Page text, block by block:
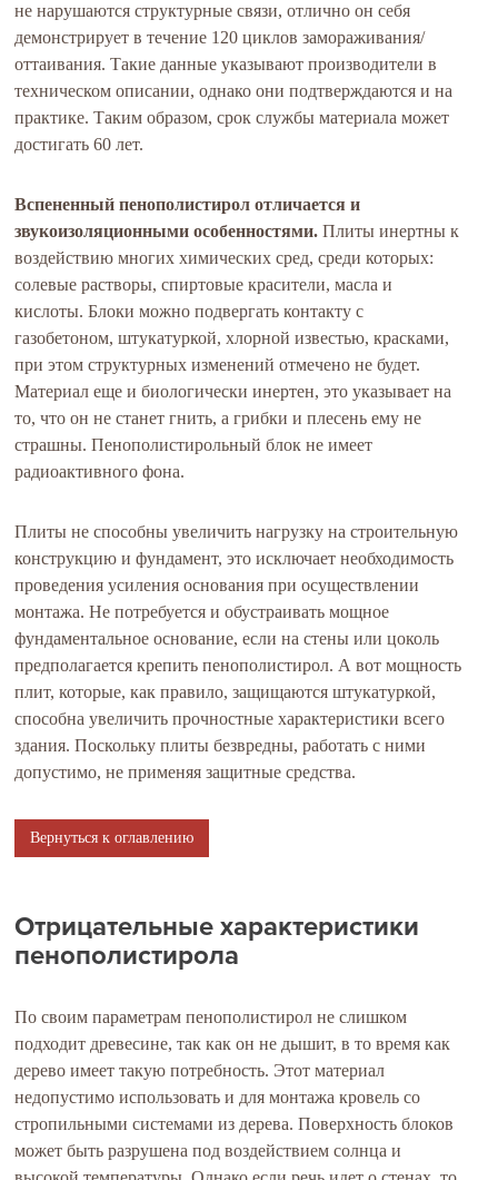
не нарушаются структурные связи, отлично он себя
демонстрирует в течение 120 циклов замораживания/
оттаивания. Такие данные указывают производители в
техническом описании, однако они подтверждаются и на
практике. Таким образом, срок службы материала может
достигать 60 лет.
Вспененный пенополистирол отличается и
звукоизоляционными особенностями. Плиты инертны к
воздействию многих химических сред, среди которых:
солевые растворы, спиртовые красители, масла и
кислоты. Блоки можно подвергать контакту с
газобетоном, штукатуркой, хлорной известью, красками,
при этом структурных изменений отмечено не будет.
Материал еще и биологически инертен, это указывает на
то, что он не станет гнить, а грибки и плесень ему не
страшны. Пенополистирольный блок не имеет
радиоактивного фона.
Плиты не способны увеличить нагрузку на строительную
конструкцию и фундамент, это исключает необходимость
проведения усиления основания при осуществлении
монтажа. Не потребуется и обустраивать мощное
фундаментальное основание, если на стены или цоколь
предполагается крепить пенополистирол. А вот мощность
плит, которые, как правило, защищаются штукатуркой,
способна увеличить прочностные характеристики всего
здания. Поскольку плиты безвредны, работать с ними
допустимо, не применяя защитные средства.
Вернуться к оглавлению
Отрицательные характеристики
пенополистирола
По своим параметрам пенополистирол не слишком
подходит древесине, так как он не дышит, в то время как
дерево имеет такую потребность. Этот материал
недопустимо использовать и для монтажа кровель со
стропильными системами из дерева. Поверхность блоков
может быть разрушена под воздействием солнца и